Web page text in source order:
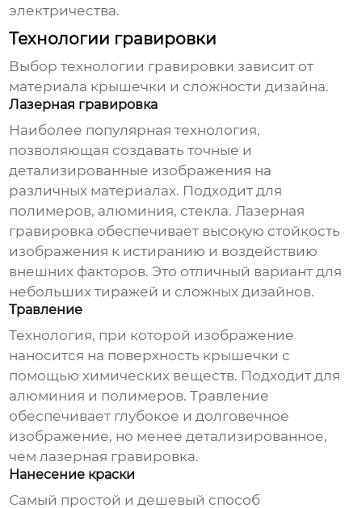
электричества.
Технологии гравировки
Выбор технологии гравировки зависит от
материала крышечки и сложности дизайна.
Лазерная гравировка
Наиболее популярная технология,
позволяющая создавать точные и
детализированные изображения на
различных материалах. Подходит для
полимеров, алюминия, стекла. Лазерная
гравировка обеспечивает высокую стойкость
изображения к истиранию и воздействию
внешних факторов. Это отличный вариант для
небольших тиражей и сложных дизайнов.
Травление
Технология, при которой изображение
наносится на поверхность крышечки с
помощью химических веществ. Подходит для
алюминия и полимеров. Травление
обеспечивает глубокое и долговечное
изображение, но менее детализированное,
чем лазерная гравировка.
Нанесение краски
Самый простой и дешевый способ